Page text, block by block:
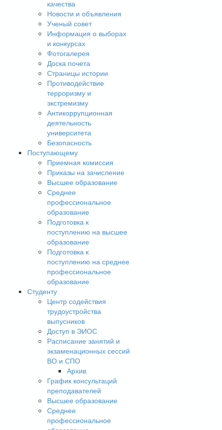
качества
Новости и объявления
Ученый совет
Информация о выборах
и конкурсах
Фотогалерея
Доска почета
Страницы истории
Противодействие
терроризму и
экстремизму
Антикоррупционная
деятельность
университета
Безопасность
Поступающему
Приемная комиссия
Приказы на зачисление
Высшее образование
Среднее
профессиональное
образование
Подготовка к
поступлению на высшее
образование
Подготовка к
поступлению на среднее
профессиональное
образование
Студенту
Центр содействия
трудоустройства
выпусников
Доступ в ЭИОС
Расписание занятий и
экзаменационных сессий
ВО и СПО
Архив
График консультаций
преподавателей
Высшее образование
Среднее
профессиональное